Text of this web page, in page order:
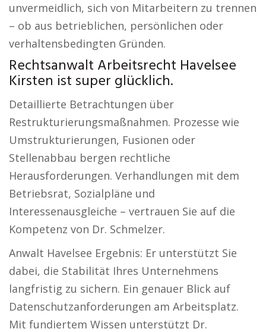
unvermeidlich, sich von Mitarbeitern zu trennen
– ob aus betrieblichen, persönlichen oder
verhaltensbedingten Gründen.
Rechtsanwalt Arbeitsrecht Havelsee
Kirsten ist super glücklich.
Detaillierte Betrachtungen über
Restrukturierungsmaßnahmen. Prozesse wie
Umstrukturierungen, Fusionen oder
Stellenabbau bergen rechtliche
Herausforderungen. Verhandlungen mit dem
Betriebsrat, Sozialpläne und
Interessenausgleiche – vertrauen Sie auf die
Kompetenz von Dr. Schmelzer.
Anwalt Havelsee Ergebnis: Er unterstützt Sie
dabei, die Stabilität Ihres Unternehmens
langfristig zu sichern. Ein genauer Blick auf
Datenschutzanforderungen am Arbeitsplatz.
Mit fundiertem Wissen unterstützt Dr.